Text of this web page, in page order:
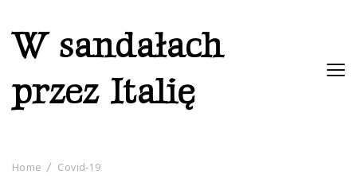
W sandałach
przez Italię
Home Covid-19